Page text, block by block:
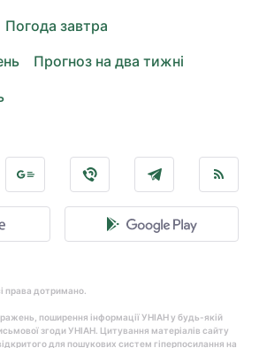
Погода завтра
Прогноз на два тижні
права дотримано.
поширення інформації УНІАН у будь-якій
згоди УНІАН. Цитування матеріалів сайту
для пошукових систем гіперпосилання на